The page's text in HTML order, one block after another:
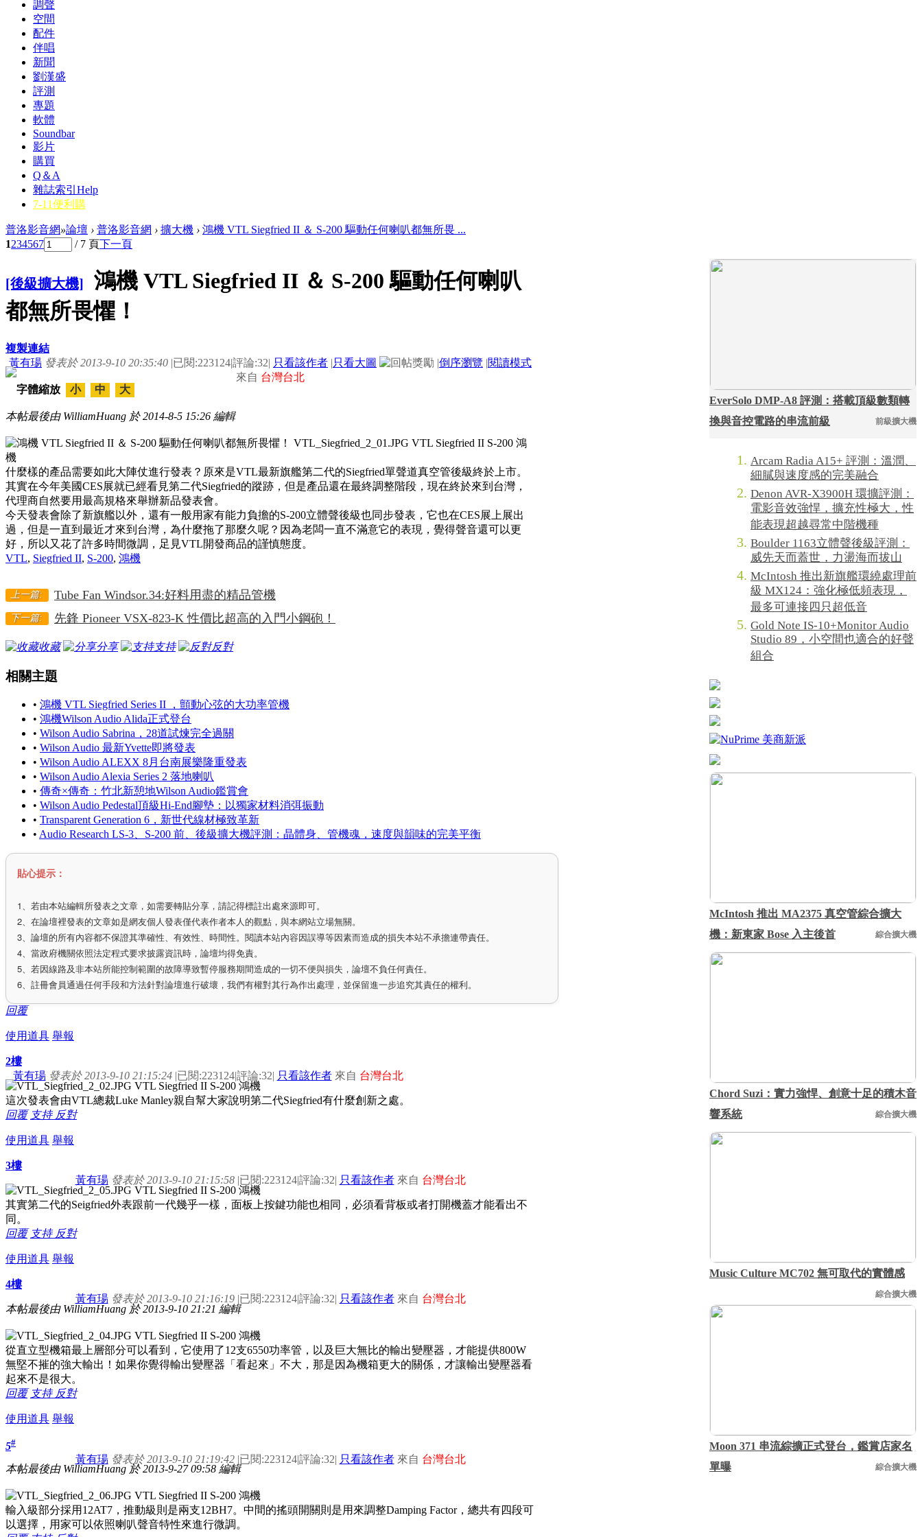
調聲
空間
配件
伴唱
新聞
劉漢盛
評測
專題
軟體
Soundbar
影片
購買
Q＆A
雜誌索引 Help
7-11便利購
普洛影音網»論壇 › 普洛影音網 › 擴大機 › 鴻機 VTL Siegfried II ＆ S-200 驅動任何喇叭都無所畏 ...
1234567 / 7 頁下一頁
[後級擴大機]
鴻機 VTL Siegfried II ＆ S-200 驅動任何喇叭
都無所畏懼！
複製連結
黃有瑒 發表於 2013-9-10 20:35:40 |已閱:223124|評論:32| 只看該作者 |只看大圖 |倒序瀏覽 |閱讀模式
來自 台灣台北
字體縮放
小 中 大
本帖最後由 WilliamHuang 於 2014-8-5 15:26 編輯
什麼樣的產品需要如此大陣仗進行發表？原來是VTL最新旗艦第二代的Siegfried單聲道真空管後級終於上市。
其實在今年美國CES展就已經看見第二代Siegfried的蹤跡，但是產品還在最終調整階段，現在終於來到台灣，
代理商自然要用最高規格來舉辦新品發表會。
今天發表會除了新旗艦以外，還有一般用家有能力負擔的S-200立體聲後級也同步發表，它也在CES展上展出
過，但是一直到最近才來到台灣，為什麼拖了那麼久呢？因為老闆一直不滿意它的表現，覺得聲音還可以更
好，所以又花了許多時間微調，足見VTL開發商品的謹慎態度。
VTL, Siegfried II, S-200, 鴻機
上一篇: Tube Fan Windsor.34:好料用盡的精品管機
下一篇: 先鋒 Pioneer VSX-823-K 性價比超高的入門小鋼砲！
收藏 分享 支持 反對
相關主題
• 鴻機 VTL Siegfried Series II ，顫動心弦的大功率管機
• 鴻機Wilson Audio Alida正式登台
• Wilson Audio Sabrina，28道試煉完全過關
• Wilson Audio 最新Yvette即將發表
• Wilson Audio ALEXX 8月台南展樂隆重發表
• Wilson Audio Alexia Series 2 落地喇叭
• 傳奇×傳奇：竹北新憩地Wilson Audio鑑賞會
• Wilson Audio Pedestal頂級Hi-End腳墊：以獨家材料消弭振動
• Transparent Generation 6，新世代線材極致革新
• Audio Research LS-3、S-200 前、後級擴大機評測：晶體身、管機魂，速度與韻味的完美平衡
貼心提示：
1、若由本站編輯所發表之文章，如需要轉貼分享，請記得標註出處來源即可。
2、在論壇裡發表的文章如是網友個人發表僅代表作者本人的觀點，與本網站立場無關。
3、論壇的所有內容都不保證其準確性、有效性、時間性。閱讀本站內容因誤導等因素而造成的損失本站不承擔連帶責任。
4、當政府機關依照法定程式要求披露資訊時，論壇均得免責。
5、若因線路及非本站所能控制範圍的故障導致暫停服務期間造成的一切不便與損失，論壇不負任何責任。
6、註冊會員通過任何手段和方法針對論壇進行破壞，我們有權對其行為作出處理，並保留進一步追究其責任的權利。
回覆
使用道具 舉報
2樓
黃有瑒 發表於 2013-9-10 21:15:24 |已閱:223124|評論:32| 只看該作者來自 台灣台北
這次發表會由VTL總裁Luke Manley親自幫大家說明第二代Siegfried有什麼創新之處。
回覆 支持 反對
使用道具 舉報
3樓
黃有瑒 發表於 2013-9-10 21:15:58 |已閱:223124|評論:32| 只看該作者來自 台灣台北
其實第二代的Seigfried外表跟前一代幾乎一樣，面板上按鍵功能也相同，必須看背板或者打開機蓋才能看出不
同。
回覆 支持 反對
使用道具 舉報
4樓
黃有瑒 發表於 2013-9-10 21:16:19 |已閱:223124|評論:32| 只看該作者來自 台灣台北
本帖最後由 WilliamHuang 於 2013-9-10 21:21 編輯
從直立型機箱最上層部分可以看到，它使用了12支6550功率管，以及巨大無比的輸出變壓器，才能提供800W
無堅不摧的強大輸出！如果你覺得輸出變壓器「看起來」不大，那是因為機箱更大的關係，才讓輸出變壓器看
起來不是很大。
回覆 支持 反對
使用道具 舉報
5#
黃有瑒 發表於 2013-9-10 21:19:42 |已閱:223124|評論:32| 只看該作者來自 台灣台北
本帖最後由 WilliamHuang 於 2013-9-27 09:58 編輯
輸入級部分採用12AT7，推動級則是兩支12BH7。中間的搖頭開關則是用來調整Damping Factor，總共有四段可
以選擇，用家可以依照喇叭聲音特性來進行微調。
EverSolo DMP-A8 評測：搭載頂級數類轉
換與音控電路的串流前級
前級擴大機
Arcam Radia A15+ 評測：溫潤、
細膩與速度感的完美融合
Denon AVR-X3900H 環擴評測：
電影音效強悍，擴充性極大，性
能表現超越尋常中階機種
Boulder 1163立體聲後級評測：
威先天而蓋世，力盪海而拔山
McIntosh 推出新旗艦環繞處理前
級 MX124：強化極低頻表現，
最多可連接四只超低音
Gold Note IS-10+Monitor Audio
Studio 89，小空間也適合的好聲
組合
McIntosh 推出 MA2375 真空管綜合擴大
機：新東家 Bose 入主後首
綜合擴大機
Chord Suzi：實力強悍、創意十足的積木音
響系統
綜合擴大機
Music Culture MC702 無可取代的實體感
綜合擴大機
Moon 371 串流綜擴正式登台，鑑賞店家名
單曝
綜合擴大機